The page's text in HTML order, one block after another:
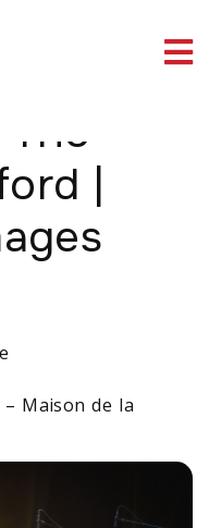
|
Maison de la